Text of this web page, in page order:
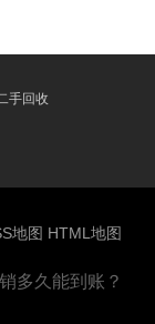
手回收
地图 HTML地图
多久能到账？